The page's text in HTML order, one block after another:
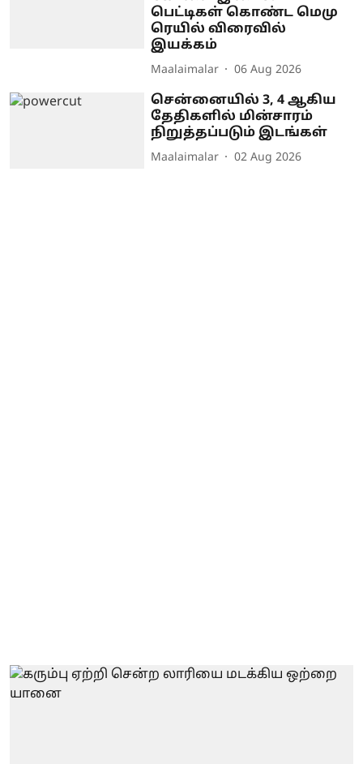
பெட்டிகள் கொண்ட மெமு
ரெயில் விரைவில்
இயக்கம்
Maalaimalar 06 Aug 2026
சென்னையில் 3, 4 ஆகிய
தேதிகளில் மின்சாரம்
நிறுத்தப்படும் இடங்கள்
Maalaimalar 02 Aug 2026